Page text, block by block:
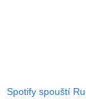
Spotify spouští